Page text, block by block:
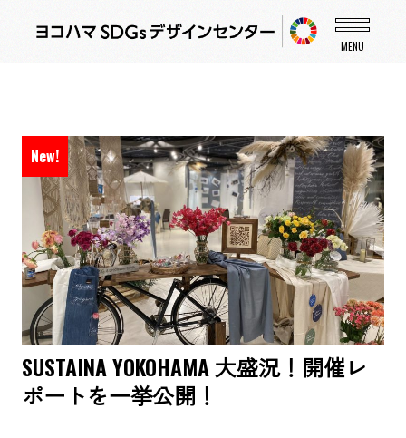
SUSTAINA YOKOHAMA 大盛況！開催レ
ポートを一挙公開！